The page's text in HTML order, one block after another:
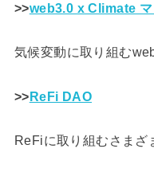
>>web3.0 x Climate
気候変動に取り組む
>>ReFi DAO
ReFiに取り組むさまざ